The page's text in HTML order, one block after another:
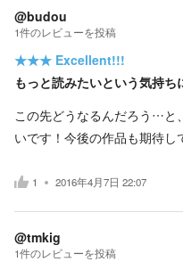
@budou
1件のレビューを投稿
★★★ Excellent!!!
もっと読みたいという気持ち
この先どうなるんだろう…と
いです！今後の作品も期待し
1 2016年4月7日 22:07
@tmkig
1件のレビューを投稿